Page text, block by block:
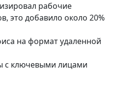
рабочие
это добавило около 20%
на формат удаленной
с ключевыми лицами